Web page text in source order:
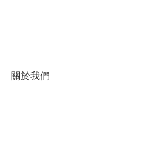
關於我們